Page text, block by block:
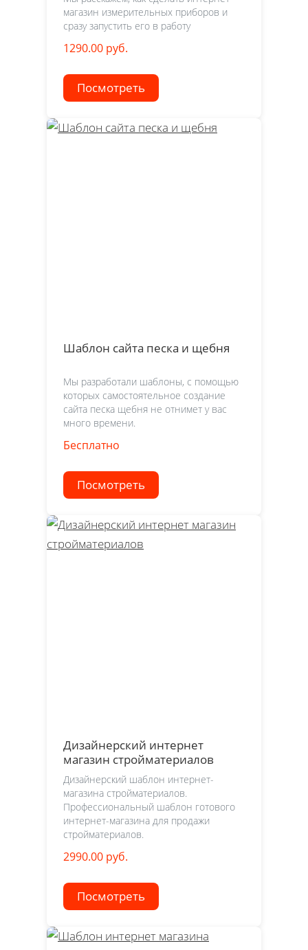
магазин измерительных приборов и
сразу запустить его в работу
1290.00 руб.
Посмотреть
Шаблон сайта песка и щебня
Мы разработали шаблоны, с помощью
которых самостоятельное создание
сайта песка щебня не отнимет у вас
много времени.
Бесплатно
Посмотреть
Дизайнерский интернет
магазин стройматериалов
Дизайнерский шаблон интернет-
магазина стройматериалов.
Профессиональный шаблон готового
интернет-магазина для продажи
стройматериалов.
2990.00 руб.
Посмотреть